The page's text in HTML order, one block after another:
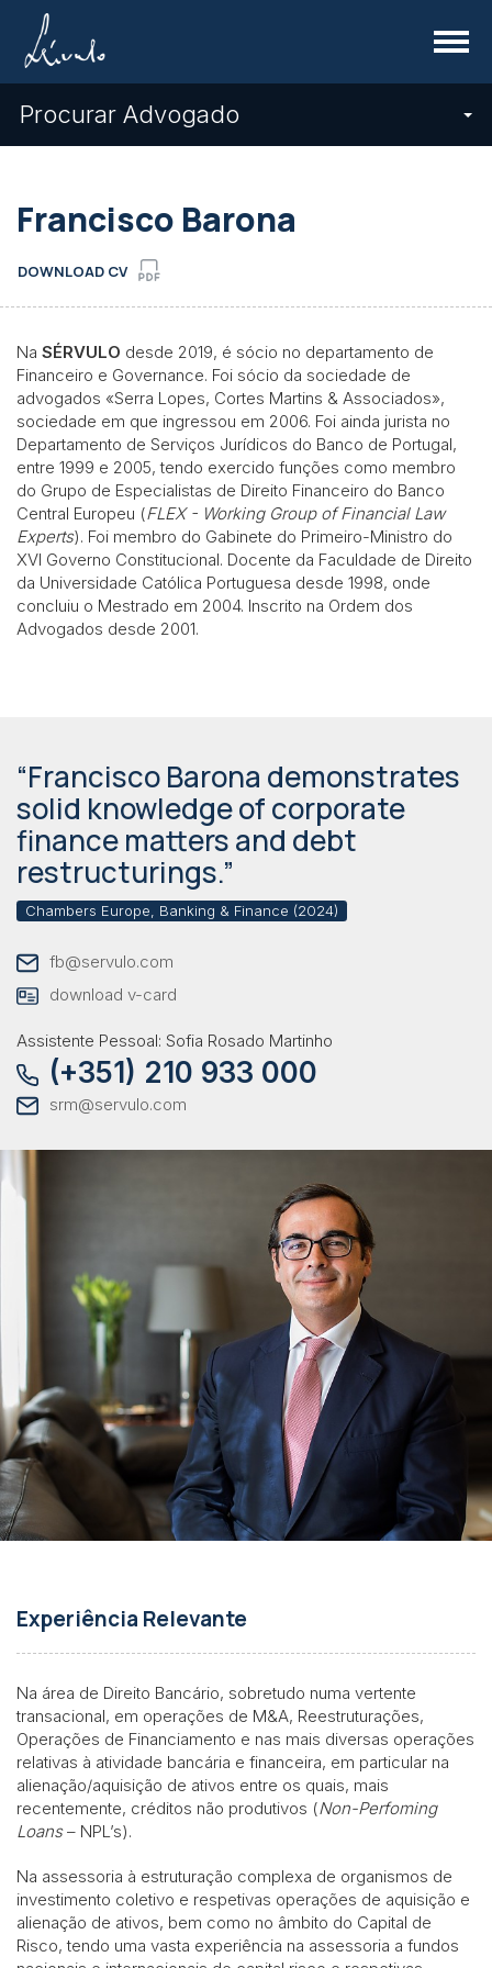
Menu
Procurar Advogado
Francisco Barona
DOWNLOAD CV
Na SÉRVULO desde 2019, é sócio no departamento de
Financeiro e Governance. Foi sócio da sociedade de
advogados «Serra Lopes, Cortes Martins & Associados»,
sociedade em que ingressou em 2006. Foi ainda jurista no
Departamento de Serviços Jurídicos do Banco de Portugal,
entre 1999 e 2005, tendo exercido funções como membro
do Grupo de Especialistas de Direito Financeiro do Banco
Central Europeu (FLEX - Working Group of Financial Law
Experts). Foi membro do Gabinete do Primeiro-Ministro do
XVI Governo Constitucional. Docente da Faculdade de Direito
da Universidade Católica Portuguesa desde 1998, onde
concluiu o Mestrado em 2004. Inscrito na Ordem dos
Advogados desde 2001.
“Francisco Barona demonstrates
solid knowledge of corporate
finance matters and debt
restructurings.”
Chambers Europe, Banking & Finance (2024)
fb@servulo.com
download v-card
Assistente Pessoal: Sofia Rosado Martinho
(+351) 210 933 000
srm@servulo.com
Experiência Relevante
Na área de Direito Bancário, sobretudo numa vertente
transacional, em operações de M&A, Reestruturações,
Operações de Financiamento e nas mais diversas operações
relativas à atividade bancária e financeira, em particular na
alienação/aquisição de ativos entre os quais, mais
recentemente, créditos não produtivos (Non-Perfoming
Loans– NPL’s).
Na assessoria à estruturação complexa de organismos de
investimento coletivo e respetivas operações de aquisição e
alienação de ativos, bem como no âmbito do Capital de
Risco, tendo uma vasta experiência na assessoria a fundos